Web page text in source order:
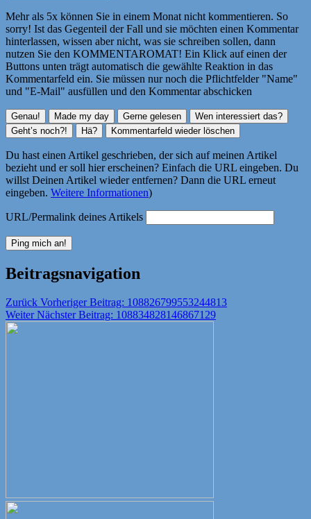
Mehr als 5x können Sie in einem Monat nicht kommentieren. So
sorry! Ist das Gegenteil der Fall und sie möchten einen Kommentar
hinterlassen, wissen aber nicht, was sie schreiben sollen, dann
nutzen Sie den KOMMENTAROMAT! Ein Klick auf einen der
Buttons unten trägt automatisch die gewählte Reaktion in das
Kommentarfeld ein. Sie müssen nur noch die Pflichtfelder "Name"
und "E-Mail" ausfüllen und den Kommentar abschicken
Du hast einen Artikel geschrieben, der sich auf meinen Artikel
bezieht und er soll hier erscheinen? Einfach die URL eingeben. Du
willst Deinen Artikel wieder entfernen? Dann die URL erneut
eingeben. Weitere Informationen)
URL/Permalink deines Artikels
Beitragsnavigation
Zurück Vorheriger Beitrag: 108826799553244813
Weiter Nächster Beitrag: 108834828146867129